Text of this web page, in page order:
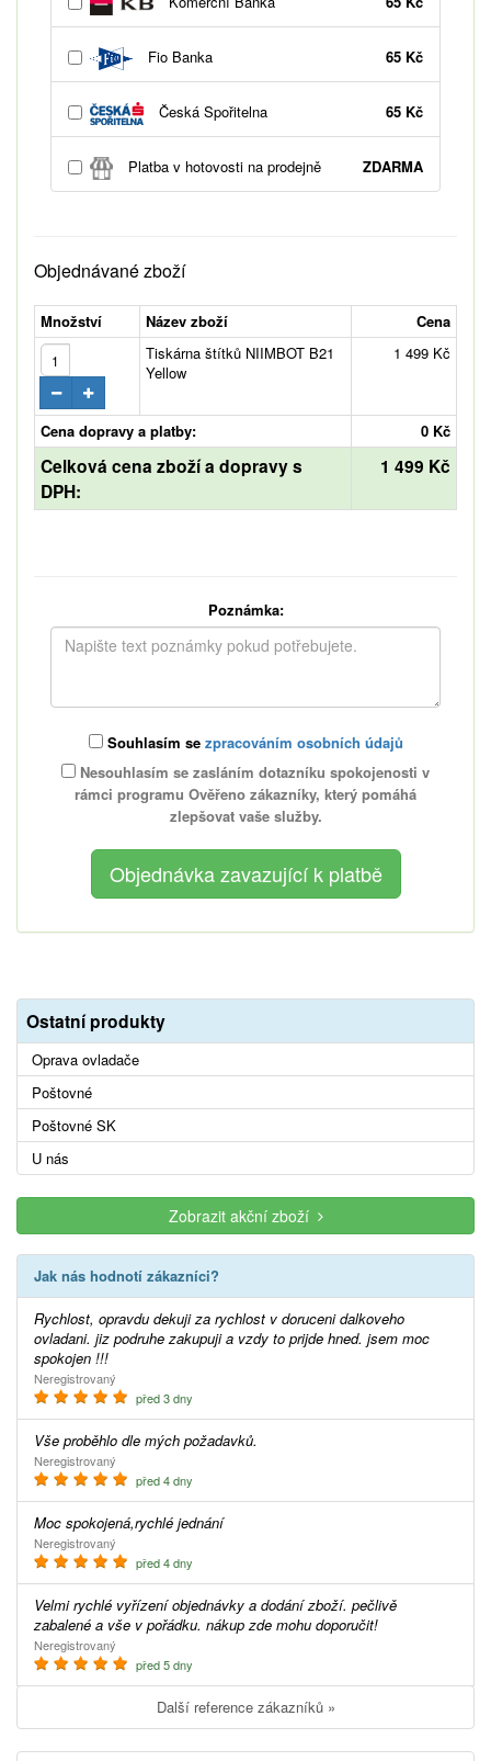
Fio Banka 65 Kč
Česká Spořitelna 65 Kč
Platba v hotovosti na prodejně ZDARMA
Objednávané zboží
Množství Název zboží
Cena
Tiskárna štítků NIIMBOT B21
Yellow
1 499 Kč
Cena dopravy a platby: 0 Kč
Celková cena zboží a dopravy s
DPH:
1 499 Kč
Poznámka:
Souhlasím se zpracováním osobních údajů
Nesouhlasím se zasláním dotazníku spokojenosti v
rámci programu Ověřeno zákazníky, který pomáhá
zlepšovat vaše služby.
Ostatní produkty
Oprava ovladače
Poštovné
Poštovné SK
U nás
Zobrazit akční zboží
Jak nás hodnotí zákazníci?
Rychlost, opravdu dekuji za rychlost v doruceni dalkoveho
ovladani. jiz podruhe zakupuji a vzdy to prijde hned. jsem moc
spokojen !!!
Neregistrovaný
před 3 dny
Vše proběhlo dle mých požadavků.
Neregistrovaný
před 4 dny
Moc spokojená,rychlé jednání
Neregistrovaný
před 4 dny
Velmi rychlé vyřízení objednávky a dodání zboží. pečlivě
zabalené a vše v pořádku. nákup zde mohu doporučit!
Neregistrovaný
před 5 dny
Další reference zákazníků »